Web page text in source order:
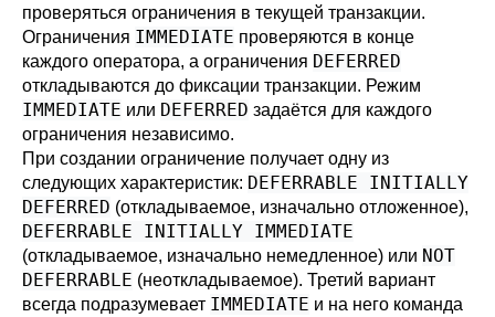
проверяться ограничения в текущей транзакции.
Ограничения IMMEDIATE проверяются в конце
каждого оператора, а ограничения DEFERRED
откладываются до фиксации транзакции. Режим
IMMEDIATE или DEFERRED задаётся для каждого
ограничения независимо.
При создании ограничение получает одну из
следующих характеристик: DEFERRABLE INITIALLY
DEFERRED (откладываемое, изначально отложенное),
DEFERRABLE INITIALLY IMMEDIATE
(откладываемое, изначально немедленное) или NOT
DEFERRABLE (неоткладываемое). Третий вариант
всегда подразумевает IMMEDIATE и на него команда